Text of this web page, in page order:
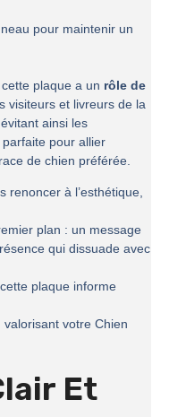
pour maintenir un
plaque a un rôle de
visiteurs et livreurs de la
ainsi les
parfaite pour allier
de chien préférée.
renoncer à l’esthétique,
plan : un message
qui dissuade avec
plaque informe
votre Chien
Et